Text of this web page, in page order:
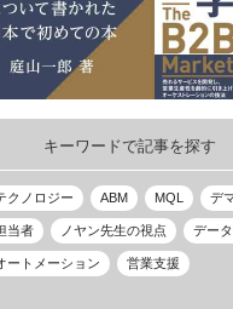
キーワードで記事を探す
クノロジー ABM MQL デ
当者 ノヤン先生の視点 デー
ートメーション 営業支援